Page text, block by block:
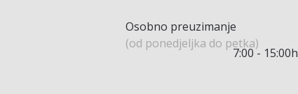
Osobno preuzimanje
(od ponedjeljka do petka)
7:00 - 15:00h